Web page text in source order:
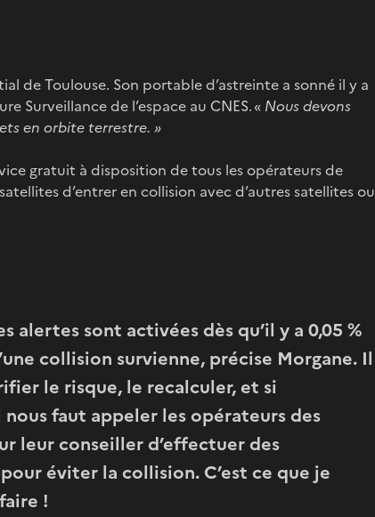
de Toulouse. Son portable d’astreinte a sonné il y a
Surveillance de l’espace au CNES. « Nous devons
en orbite terrestre. »
gratuit à disposition de tous les opérateurs de
d’entrer en collision avec d’autres satellites ou
alertes sont activées dès qu’il y a 0,05 %
collision survienne, précise Morgane. Il
le risque, le recalculer, et si
nous faut appeler les opérateurs des
leur conseiller d’effectuer des
éviter la collision. C’est ce que je
!